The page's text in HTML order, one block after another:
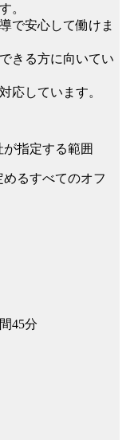
。
で安心して働けま
きる方に向いてい
応しています。
指定する範囲
るすべてのオフ
45分